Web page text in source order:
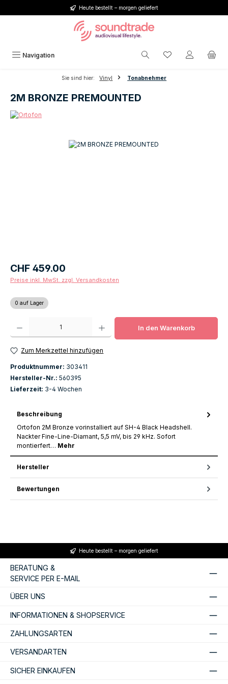
Zum Hauptinhalt springenHeute bestellt – morgen geliefert
Navigation Du hast 0
Sie sind hier: Vinyl Tonabnehmer
2M BRONZE PREMOUNTED
Bildergalerie überspringen
Regulärer Preis:
CHF 459.00
Preise inkl. MwSt. zzgl. Versandkosten
0 auf Lager
Produkt Anzahl: Gib den gewünschten Wert ein oder benutze die
In den Warenkorb
Zum Merkzettel hinzufügen
Produktnummer: 303411
Hersteller-Nr.: 560395
Lieferzeit: 3-4 Wochen
Beschreibung
Ortofon 2M Bronze vorinstalliert auf SH-4 Black Headshell.
Nackter Fine-Line-Diamant, 5,5 mV, bis 29 kHz. Sofort
montierfert… Mehr
Hersteller
Bewertungen
Heute bestellt – morgen geliefert
BERATUNG &
SERVICE PER E-MAIL
ÜBER UNS
INFORMATIONEN & SHOPSERVICE
ZAHLUNGSARTEN
VERSANDARTEN
SICHER EINKAUFEN